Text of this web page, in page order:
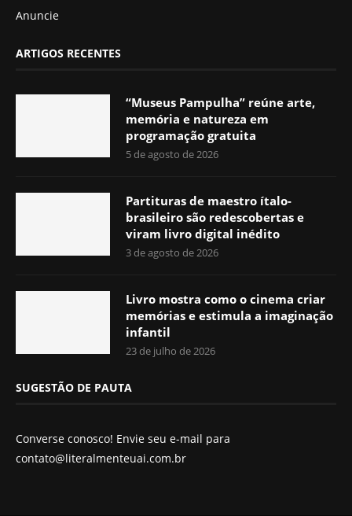
Anuncie
ARTIGOS RECENTES
“Museus Pampulha” reúne arte,
memória e natureza em
programação gratuita
5 de agosto de 2026
Partituras de maestro ítalo-
brasileiro são redescobertas e
viram livro digital inédito
3 de agosto de 2026
Livro mostra como o cinema criar
memórias e estimula a imaginação
infantil
23 de julho de 2026
SUGESTÃO DE PAUTA
Converse conosco! Envie seu e-mail para
contato@literalmenteuai.com.br